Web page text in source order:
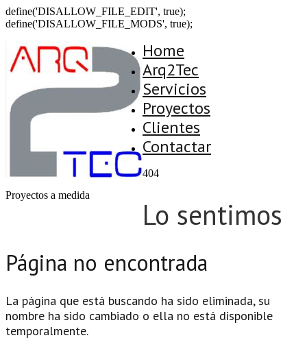
define('DISALLOW_FILE_EDIT', true);
define('DISALLOW_FILE_MODS', true);
Proyectos a medida
Home
Arq2Tec
Servicios
Proyectos
Clientes
Contactar
404
Lo sentimos
Página no encontrada
La página que está buscando ha sido eliminada, su
nombre ha sido cambiado o ella no está disponible
temporalmente.